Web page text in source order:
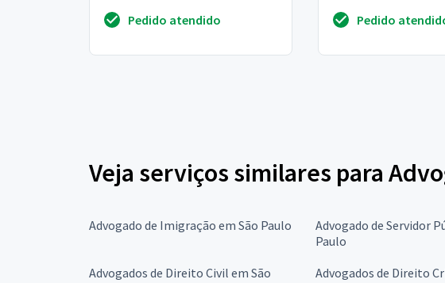
falou para o meu marido que eu
Pedido atendido
encostavam, diziam
Pedido
Veja serviços similares para
Advogado de Imigração em São Paulo
Advogado de Servidor
Paulo
Advogados de Direito Civil em São
Advogados de Direito